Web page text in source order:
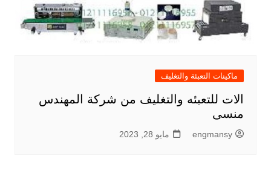
ماكينات التعبئة والتغليف
الات للتعبئه والتغليف من شركة المهندس
منسى
engmansy مايو 28, 2023